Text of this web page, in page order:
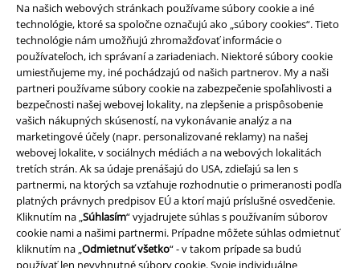
Na našich webových stránkach používame súbory cookie a iné
technológie, ktoré sa spoločne označujú ako „súbory cookies“. Tieto
technológie nám umožňujú zhromažďovať informácie o
používateľoch, ich správaní a zariadeniach. Niektoré súbory cookie
umiestňujeme my, iné pochádzajú od našich partnerov. My a naši
partneri používame súbory cookie na zabezpečenie spoľahlivosti a
bezpečnosti našej webovej lokality, na zlepšenie a prispôsobenie
vašich nákupných skúseností, na vykonávanie analýz a na
marketingové účely (napr. personalizované reklamy) na našej
webovej lokalite, v sociálnych médiách a na webových lokalitách
tretích strán. Ak sa údaje prenášajú do USA, zdieľajú sa len s
partnermi, na ktorých sa vzťahuje rozhodnutie o primeranosti podľa
platných právnych predpisov EÚ a ktorí majú príslušné osvedčenie.
Kliknutím na „Súhlasím“ vyjadrujete súhlas s používaním súborov
cookie nami a našimi partnermi. Prípadne môžete súhlas odmietnuť
kliknutím na „Odmietnuť všetko“ - v takom prípade sa budú
používať len nevyhnutné súbory cookie. Svoje individuálne
Právne informácie
Podmienky
Imprint
Ochrana osobných údajov
Likvidácia odpadu a ochrana životného prostredia